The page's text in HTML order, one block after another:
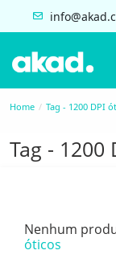
Home Tag - 1200 DPI
Tag - 1200
Nenhum
óticos